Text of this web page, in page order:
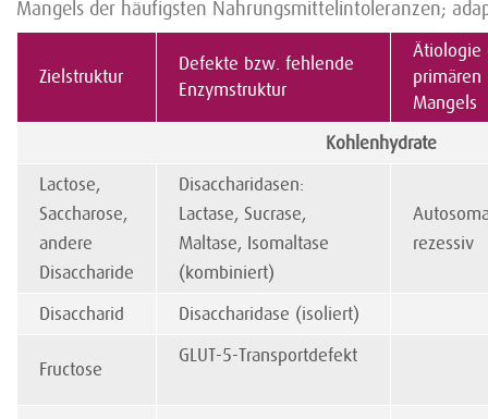
Mangels der häufigsten Nahrungsmittelintoleranzen;
Zielstruktur
Defekte bzw. fehlende
Enzymstruktur
Ätiologie
primären
Mangels
Kohlenhydrate
Lactose,
Saccharose,
andere
Disaccharide
Disaccharidasen:
Lactase, Sucrase,
Maltase, Isomaltase
(kombiniert)
rezessiv
Disaccharid Disaccharidase (isoliert)
Fructose
GLUT-5-Transportdefekt